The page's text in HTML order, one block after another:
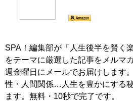
SPA！編集部が「人生後半を賢く
をテーマに厳選した記事をメルマ
週金曜日にメールでお届けします
性・人間関係…人生を豊かにする
ます。無料・10秒で完了です。